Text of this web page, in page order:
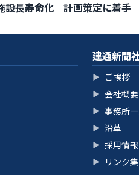
長寿命化 計画策定に着手
建通新聞
▶ ご挨拶
▶ 会社概要
▶ 事務所
▶ 沿革
▶ 採用情報
▶ リンク集